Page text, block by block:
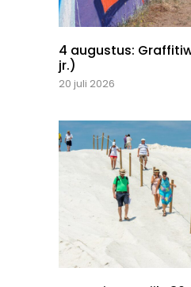
4 augustus:
jr.)
20 juli 2026